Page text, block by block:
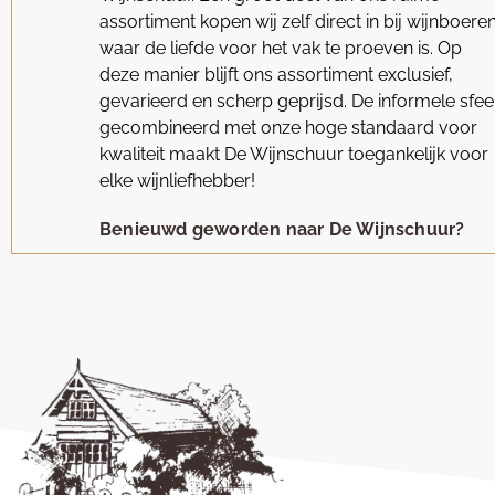
assortiment kopen wij zelf direct in bij
waar de liefde voor het vak te proeven is. Op
deze manier blijft ons assortiment exclusief,
gevarieerd en scherp geprijsd. De informele
gecombineerd met onze hoge standaard voor
kwaliteit maakt De Wijnschuur toegankelijk voor
elke wijnliefhebber!
Benieuwd geworden naar De Wijnschuur?